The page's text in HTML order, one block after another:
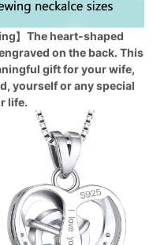
】The heart-shaped
on the back. This
gift for your wife,
yourself or any special
life.